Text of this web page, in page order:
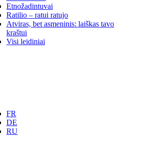
Etnožadintuvai
Ratilio – ratui ratujo
Atviras, bet asmeninis: laiškas tavo
kraštui
Visi leidiniai
FR
DE
RU